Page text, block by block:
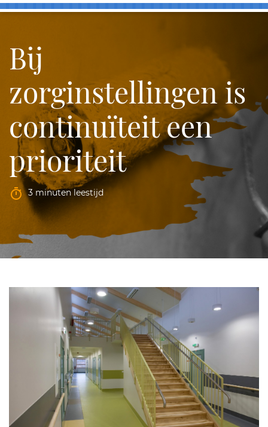
Bij
zorginstellingen is
continuïteit een
prioriteit
3 minuten leestijd